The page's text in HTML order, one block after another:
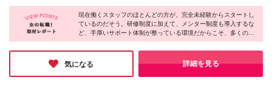
契約期間であっても給与は同額、 各種保険にも加入
可能ですのでご安心ください。
む） ＜診療20時までのクリニック＞ ■完全週休2日制
月給27万5000円～35万円（固定残業代：30h
分/50,200円～・精皆勤手当10,000円を含む） ■週休3
時間の詳細は、勤務地の項目よりご確認ください ＊
給与は経験・能力を考慮して決定 ＊ 試用期間3ヶ月、
レヴィ巣鴨医院 ・上野マルイ医院（※） ・新宿アオ
キビル医院（※） ・イオン西新井医院 ・分倍河原
MINANO医院 ・中野マルイ医院（※） ・新宿駅東口
医院 （※） ・ヨドバシ吉祥寺医院 ・町田東急ツイン
ズ医院 ・八王子オクトーレ医院 ・綾瀬駅前歯科医院
・大井町トラックス医院（※） ◆神奈川 ・シャル鶴
見医院 ・ボーノ相模大野医院 ・ららぽーと海老名医
現在働くスタッフのほとんどの方が、完全未経験からスタートし
ているのだそう。研修制度に加えて、メンター制度も導入するな
ど、手厚いサポート体制が整っている環境だからこそ、多くの方
が安心して医療業界デビューを果たせているのだと感じました。
ネイル・髪色自由と、適度なオシャレを楽しめるのも魅力的なポ
イント♪また、業界内でも高水準な働きやすさも兼ね備えてお
り、将来を見据えて働きたい方には、ピッタリな環境です！
気になる 詳細を見る